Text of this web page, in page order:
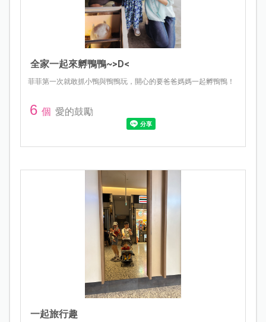
全家一起來孵鴨鴨~>D<
菲菲第一次就敢抓小鴨與鴨鴨玩，開心的要爸爸媽媽一起孵鴨鴨！
6 個 愛的鼓勵
一起旅行趣